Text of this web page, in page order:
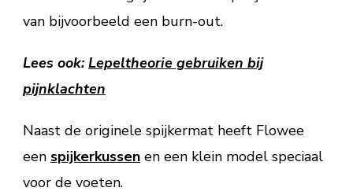
van bijvoorbeeld een burn-out.
Lees ook:Lepeltheorie gebruiken bij
pijnklachten
Naast de originele spijkermat heeft Flowee
een spijkerkussen en een klein model speciaal
voor de voeten.